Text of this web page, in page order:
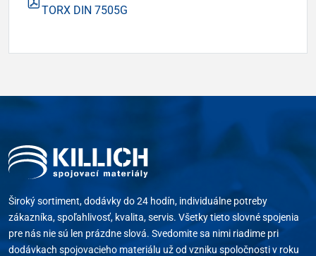
TORX DIN 7505G
Široký sortiment, dodávky do 24 hodín, individuálne potreby
zákazníka, spoľahlivosť, kvalita, servis. Všetky tieto slovné spojenia
pre nás nie sú len prázdne slová. Svedomite sa nimi riadime pri
dodávkach spojovacieho materiálu už od vzniku spoločnosti v roku